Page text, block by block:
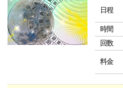
日程
時間
回数
料金